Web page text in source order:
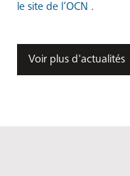
le site de l’OCN .
Voir plus d'actualités